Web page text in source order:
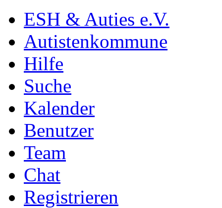
ESH & Auties e.V.
Autistenkommune
Hilfe
Suche
Kalender
Benutzer
Team
Chat
Registrieren